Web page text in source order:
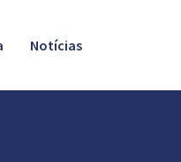
Notícias